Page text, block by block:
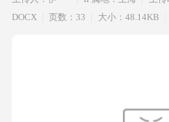
DOCX
页数：33 大小：48.14KB